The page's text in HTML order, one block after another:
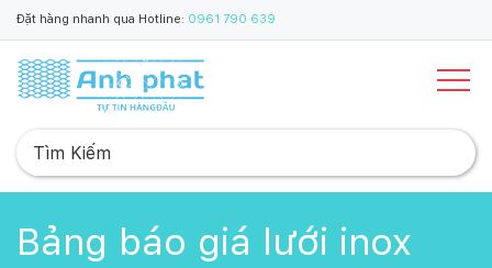
Đặt hàng nhanh qua Hotline: 0961 790 639
Bảng báo giá lưới inox